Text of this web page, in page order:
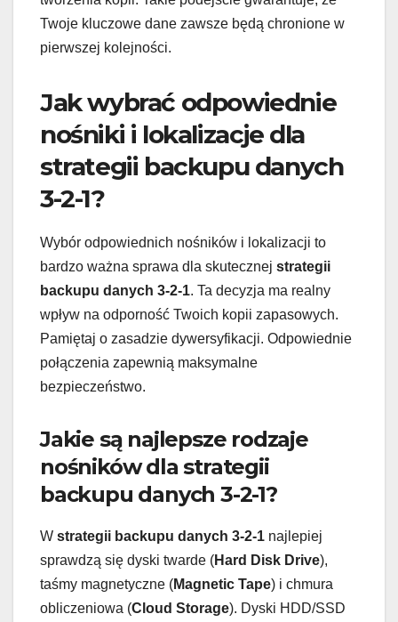
Twoje kluczowe dane zawsze będą chronione w
pierwszej kolejności.
Jak wybrać odpowiednie
nośniki i lokalizacje dla
strategii backupu danych
3-2-1?
Wybór odpowiednich nośników i lokalizacji to
bardzo ważna sprawa dla skutecznej strategii
backupu danych 3-2-1. Ta decyzja ma realny
wpływ na odporność Twoich kopii zapasowych.
Pamiętaj o zasadzie dywersyfikacji. Odpowiednie
połączenia zapewnią maksymalne
bezpieczeństwo.
Jakie są najlepsze rodzaje
nośników dla strategii
backupu danych 3-2-1?
W strategii backupu danych 3-2-1 najlepiej
sprawdzą się dyski twarde (Hard Disk Drive),
taśmy magnetyczne (Magnetic Tape) i chmura
obliczeniowa (Cloud Storage). Dyski HDD/SSD